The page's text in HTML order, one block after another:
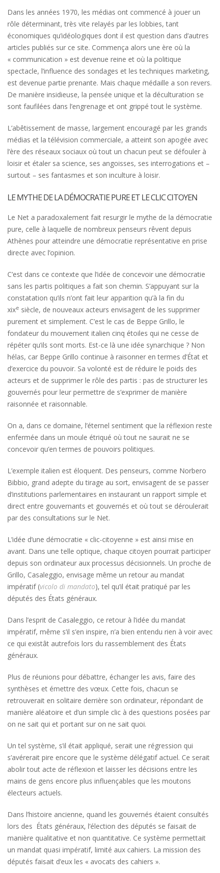
Dans les années 1970, les médias ont commencé à jouer un
rôle déterminant, très vite relayés par les lobbies, tant
économiques qu’idéologiques dont il est question dans d’autres
articles publiés sur ce site. Commença alors une ère où la
« communication » est devenue reine et où la politique
spectacle, l’influence des sondages et les techniques marketing,
est devenue partie prenante. Mais chaque médaille a son revers.
De manière insidieuse, la pensée unique et la déculturation se
sont faufilées dans l’engrenage et ont grippé tout le système.
L’abêtissement de masse, largement encouragé par les grands
médias et la télévision commerciale, a atteint son apogée avec
l’ère des réseaux sociaux où tout un chacun peut se défouler à
loisir et étaler sa science, ses angoisses, ses interrogations et –
surtout – ses fantasmes et son inculture à loisir.
LE MYTHE DE LA DÉMOCRATIE PURE ET LE CLIC CITOYEN
Le Net a paradoxalement fait resurgir le mythe de la démocratie
pure, celle à laquelle de nombreux penseurs rêvent depuis
Athènes pour atteindre une démocratie représentative en prise
directe avec l’opinion.
C’est dans ce contexte que l’idée de concevoir une démocratie
sans les partis politiques a fait son chemin. S’appuyant sur la
constatation qu’ils n’ont fait leur apparition qu’à la fin du
xixe siècle, de nouveaux acteurs envisagent de les supprimer
purement et simplement. C’est le cas de Beppe Grillo, le
fondateur du mouvement italien cinq étoiles qui ne cesse de
répéter qu’ils sont morts. Est-ce là une idée synarchique ? Non
hélas, car Beppe Grillo continue à raisonner en termes d’État et
d’exercice du pouvoir. Sa volonté est de réduire le poids des
acteurs et de supprimer le rôle des partis : pas de structurer les
gouvernés pour leur permettre de s’exprimer de manière
raisonnée et raisonnable.
On a, dans ce domaine, l’éternel sentiment que la réflexion reste
enfermée dans un moule étriqué où tout ne saurait ne se
concevoir qu’en termes de pouvoirs politiques.
L’exemple italien est éloquent. Des penseurs, comme Norbero
Bibbio, grand adepte du tirage au sort, envisagent de se passer
d’institutions parlementaires en instaurant un rapport simple et
direct entre gouvernants et gouvernés et où tout se déroulerait
par des consultations sur le Net.
L’idée d’une démocratie « clic-citoyenne » est ainsi mise en
avant. Dans une telle optique, chaque citoyen pourrait participer
depuis son ordinateur aux processus décisionnels. Un proche de
Grillo, Casaleggio, envisage même un retour au mandat
impératif (vicolo di mandato), tel qu’il était pratiqué par les
députés des États généraux.
Dans l’esprit de Casaleggio, ce retour à l’idée du mandat
impératif, même s’il s’en inspire, n’a bien entendu rien à voir avec
ce qui existât autrefois lors du rassemblement des États
généraux.
Plus de réunions pour débattre, échanger les avis, faire des
synthèses et émettre des vœux. Cette fois, chacun se
retrouverait en solitaire derrière son ordinateur, répondant de
manière aléatoire et d’un simple clic à des questions posées par
on ne sait qui et portant sur on ne sait quoi.
Un tel système, s’il était appliqué, serait une régression qui
s’avérerait pire encore que le système délégatif actuel. Ce serait
abolir tout acte de réflexion et laisser les décisions entre les
mains de gens encore plus influençables que les moutons
électeurs actuels.
Dans l’histoire ancienne, quand les gouvernés étaient consultés
lors des États généraux, l’élection des députés se faisait de
manière qualitative et non quantitative. Ce système permettait
un mandat quasi impératif, limité aux cahiers. La mission des
députés faisait d’eux les « avocats des cahiers ».